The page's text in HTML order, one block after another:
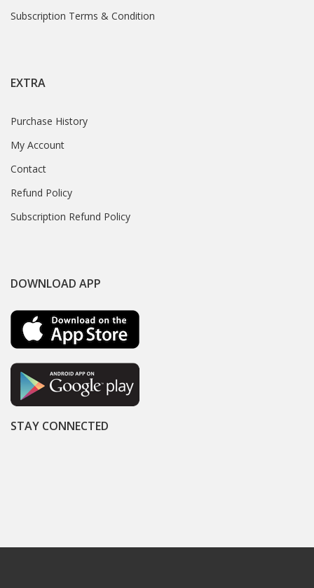
Subscription Terms & Condition
EXTRA
Purchase History
My Account
Contact
Refund Policy
Subscription Refund Policy
DOWNLOAD APP
STAY CONNECTED